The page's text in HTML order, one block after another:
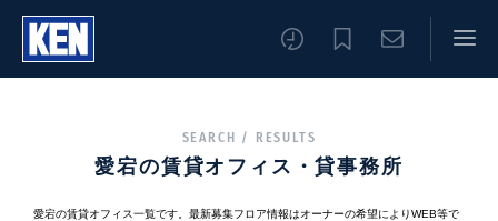
SEARCH / RESULTS
愛宕の賃貸オフィス・貸事務所
愛宕の賃貸オフィス一覧です。最新募集フロア情報はオーナーの希望によりWEB等で